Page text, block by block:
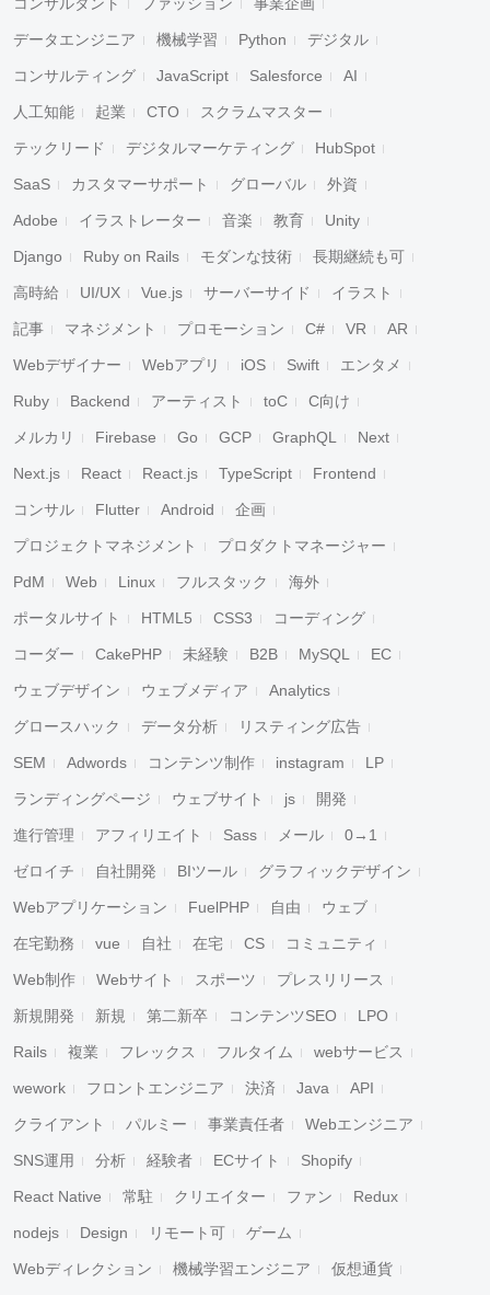
データエンジニア 機械学習 Python デジタル
コンサルティング JavaScript Salesforce AI
人工知能 起業 CTO スクラムマスター
テックリード デジタルマーケティング HubSpot
SaaS カスタマーサポート グローバル 外資
Adobe イラストレーター 音楽 教育 Unity
Django Ruby on Rails モダンな技術 長期継続も可
高時給 UI/UX Vue.js サーバーサイド イラスト
記事 マネジメント プロモーション C# VR AR
Webデザイナー Webアプリ iOS Swift エンタメ
Ruby Backend アーティスト toC C向け
メルカリ Firebase Go GCP GraphQL Next
Next.js React React.js TypeScript Frontend
コンサル Flutter Android 企画
プロジェクトマネジメント プロダクトマネージャー
PdM Web Linux フルスタック 海外
ポータルサイト HTML5 CSS3 コーディング
コーダー CakePHP 未経験 B2B MySQL EC
ウェブデザイン ウェブメディア Analytics
グロースハック データ分析 リスティング広告
SEM Adwords コンテンツ制作 instagram LP
ランディングページ ウェブサイト js 開発
進行管理 アフィリエイト Sass メール 0→1
ゼロイチ 自社開発 BIツール グラフィックデザイン
Webアプリケーション FuelPHP 自由 ウェブ
在宅勤務 vue 自社 在宅 CS コミュニティ
Web制作 Webサイト スポーツ プレスリリース
新規開発 新規 第二新卒 コンテンツSEO LPO
Rails 複業 フレックス フルタイム webサービス
wework フロントエンジニア 決済 Java API
クライアント パルミー 事業責任者 Webエンジニア
SNS運用 分析 経験者 ECサイト Shopify
React Native 常駐 クリエイター ファン Redux
nodejs Design リモート可 ゲーム
Webディレクション 機械学習エンジニア 仮想通貨